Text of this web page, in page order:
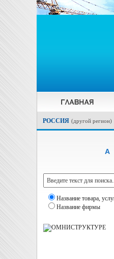
РОССИЯ (другой регион)
А
Название товара,
Название фирмы